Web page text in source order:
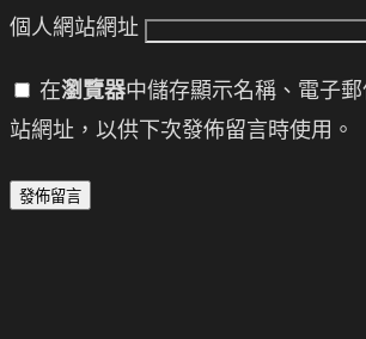
個人網站網址
在瀏覽器中儲存顯示名稱、電子
站網址，以供下次發佈留言時使用。